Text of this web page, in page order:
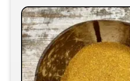
1,22€
hasta
12,00€